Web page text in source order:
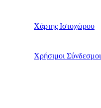
Χάρτης Ιστοχώρου
Χρήσιμοι Σύνδεσμοι